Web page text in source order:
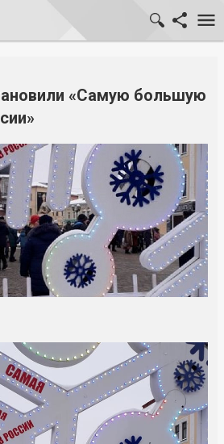
«Самую большую